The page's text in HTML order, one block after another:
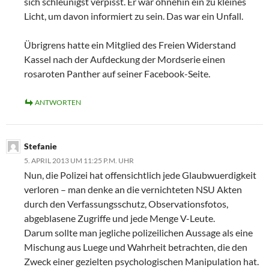
Licht, um davon informiert zu sein. Das war ein Unfall.
Übrigrens hatte ein Mitglied des Freien Widerstand
Kassel nach der Aufdeckung der Mordserie einen
rosaroten Panther auf seiner Facebook-Seite.
ANTWORTEN
Stefanie
5. APRIL 2013 UM 11:25 P.M. UHR
Nun, die Polizei hat offensichtlich jede Glaubwuerdigkeit
verloren – man denke an die vernichteten NSU Akten
durch den Verfassungsschutz, Observationsfotos,
abgeblasene Zugriffe und jede Menge V-Leute.
Darum sollte man jegliche polizeilichen Aussage als eine
Mischung aus Luege und Wahrheit betrachten, die den
Zweck einer gezielten psychologischen Manipulation hat.